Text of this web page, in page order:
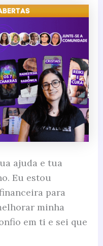
ajuda e tua
Eu estou
para
minha
em ti e sei que